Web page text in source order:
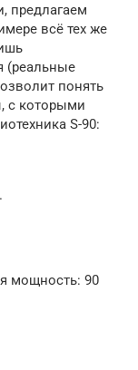
предлагаем
всё тех же
(реальные
понять
с которыми
S-90:
мощность: 90